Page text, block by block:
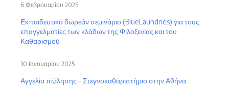
Εκπαιδευτικό δωρεάν σεμινάριο (BlueLaundries) για τους
επαγγελματίες των κλάδων της Φιλοξενίας και του
Καθαρισμού
6 Φεβρουαρίου 2025
Αγγελία πώλησης – Στεγνοκαθαριστήριο στην Αθήνα
30 Ιανουαρίου 2025